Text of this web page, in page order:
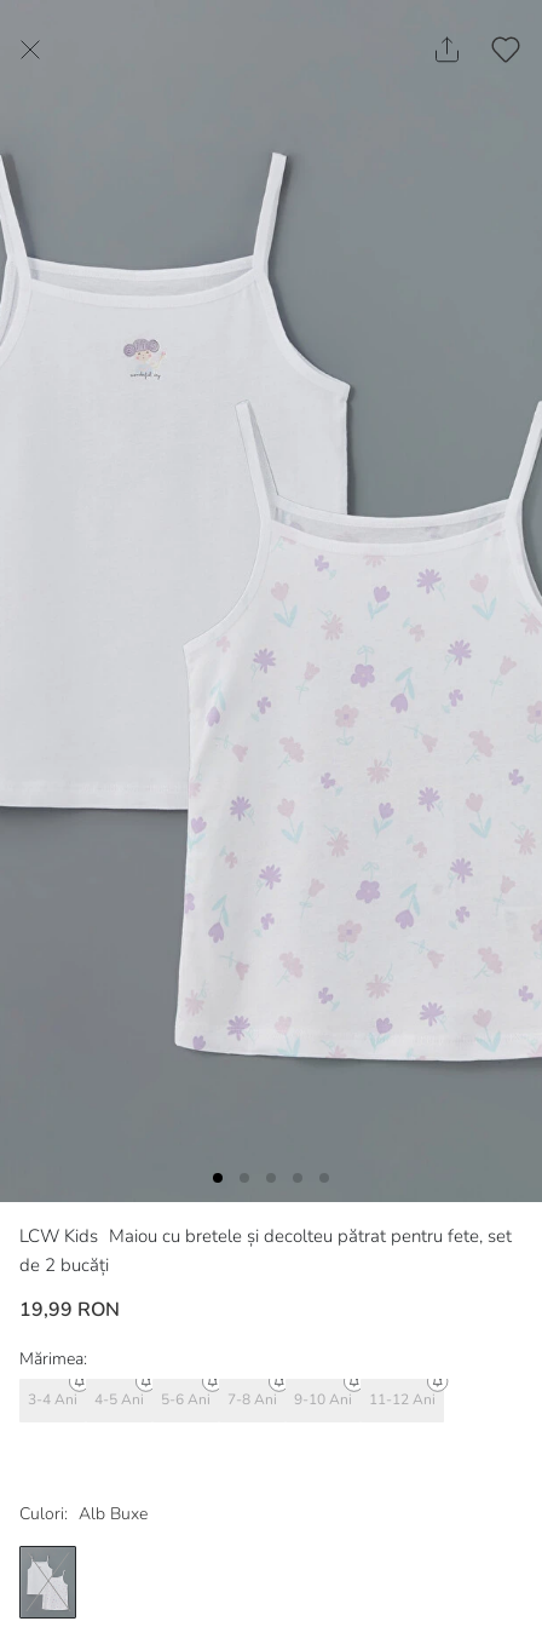
LCW Kids Maiou cu bretele și decolteu pătrat pentru fete, set
de 2 bucăți
19,99 RON
Culori: Alb Buxe
Mărimea:
3-4 Ani 4-5 Ani 5-6 Ani 7-8 Ani 9-10 Ani 11-12 Ani